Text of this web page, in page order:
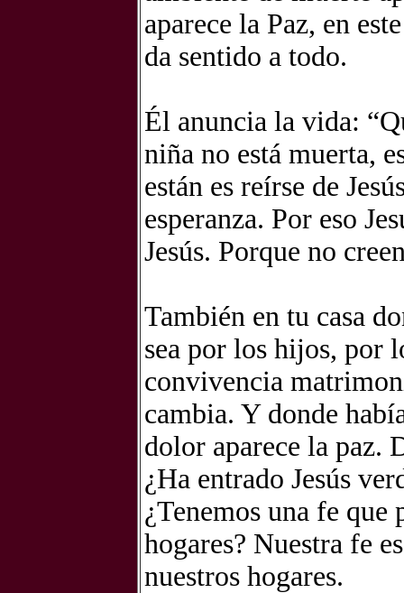
aparece la Paz, en
da sentido a todo.
Él anuncia la vida:
niña no está muerta,
están es reírse de
esperanza. Por eso
Jesús. Porque no
También en tu casa
sea por los hijos, por
convivencia
cambia. Y donde
dolor aparece la paz.
¿Ha entrado Jesús
¿Tenemos una fe que
hogares? Nuestra fe
nuestros hogares.